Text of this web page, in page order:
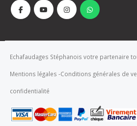
Echafaudages Stéphanois votre partenaire
Mentions légales -Conditions générales de
confidentialité